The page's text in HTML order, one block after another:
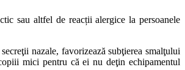
sau altfel de reacții alergice la persoanele
nazale, favorizează subţierea smalţului
mici pentru că ei nu deţin echipamentul